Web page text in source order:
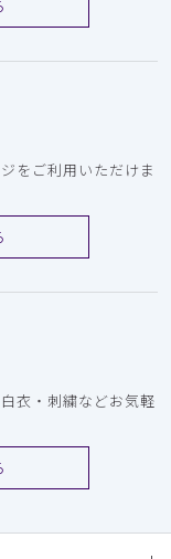
をご利用いただけま
衣・刺繍などお気軽